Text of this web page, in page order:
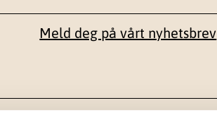
Meld deg på vårt nyhetsbrev